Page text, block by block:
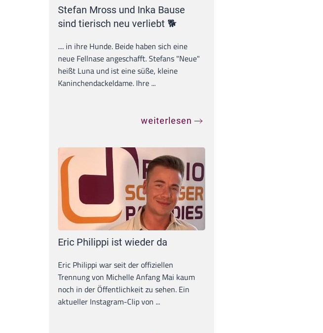
Stefan Mross und Inka Bause
sind tierisch neu verliebt 🐕
.... in ihre Hunde. Beide haben sich eine
neue Fellnase angeschafft. Stefans "Neue"
heißt Luna und ist eine süße, kleine
Kaninchendackeldame. Ihre ...
weiterlesen
Eric Philippi ist wieder da
Eric Philippi war seit der offiziellen
Trennung von Michelle Anfang Mai kaum
noch in der Öffentlichkeit zu sehen. Ein
aktueller Instagram-Clip von ...